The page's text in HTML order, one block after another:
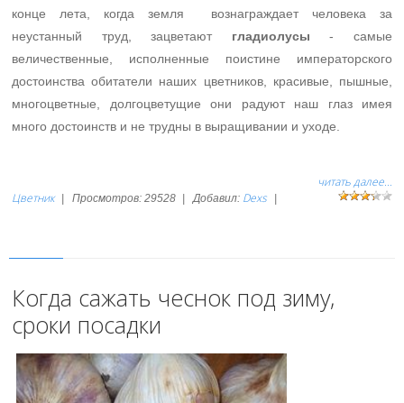
конце лета, когда земля вознаграждает человека за
неустанный труд, зацветают гладиолусы - самые
величественные, исполненные поистине императорского
достоинства обитатели наших цветников, красивые, пышные,
многоцветные, долгоцветущие они радуют наш глаз имея
много достоинств и не трудны в выращивании и уходе.
читать далее...
Цветник
Просмотров: 29528 Добавил: Dexs
Когда сажать чеснок под зиму,
сроки посадки